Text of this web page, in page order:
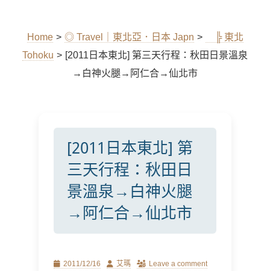
Home > ◎ Travel｜東北亞．日本 Japn >
╠ 東北
Tohoku > [2011日本東北] 第三天行程：秋田日景溫泉
→白神火腿→阿仁合→仙北市
[2011日本東北] 第
三天行程：秋田日
景溫泉→白神火腿
→阿仁合→仙北市
Posted2011/12/16 Author
艾瑪 Leave a comment